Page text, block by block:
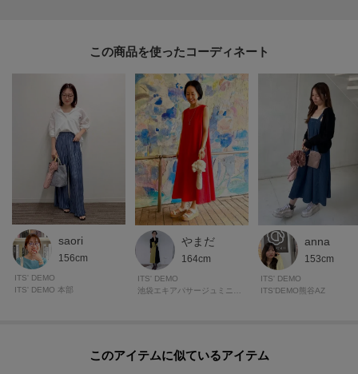
この商品を使った
saori
156cm
ITS' DEMO
ITS' DEMO 本部
やまだ
164cm
ITS' DEMO
anna
153cm
ITS' DEMO
ITS'DEMO熊谷AZ
このアイテムに似ているアイテム